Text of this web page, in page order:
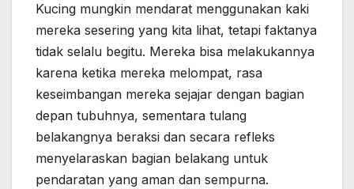
Kucing mungkin mendarat menggunakan kaki
mereka sesering yang kita lihat, tetapi faktanya
tidak selalu begitu. Mereka bisa melakukannya
karena ketika mereka melompat, rasa
keseimbangan mereka sejajar dengan bagian
depan tubuhnya, sementara tulang
belakangnya beraksi dan secara refleks
menyelaraskan bagian belakang untuk
pendaratan yang aman dan sempurna.